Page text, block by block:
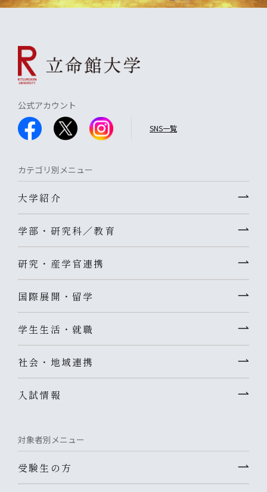
公式アカウント
SNS一覧
カテゴリ別メニュー
大学紹介
学部・研究科／教育
研究・産学官連携
国際展開・留学
学生生活・就職
社会・地域連携
入試情報
対象者別メニュー
受験生の方